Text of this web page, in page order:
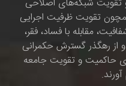
تقویت شبکه‌های اصلاحی
تقویت ظرفیت اجرایی
مقابله با فساد، فقر،
و از رهگذر گسترش حکمرانی
حاکمیت و تقویت جامعه